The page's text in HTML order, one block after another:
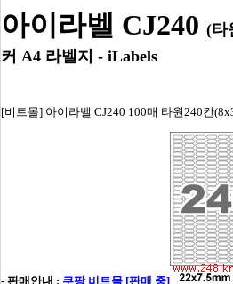
아이라벨 CJ240 (타
커 A4 라벨지 - iLabels
[비트몰] 아이라벨 CJ240 100매 타원240칸
- 판매안내 : 쿠팡 비트몰 [판매 중]